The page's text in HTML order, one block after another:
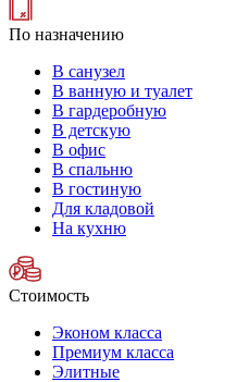
По назначению
В санузел
В ванную и туалет
В гардеробную
В детскую
В офис
В спальню
В гостиную
Для кладовой
На кухню
Стоимость
Эконом класса
Премиум класса
Элитные